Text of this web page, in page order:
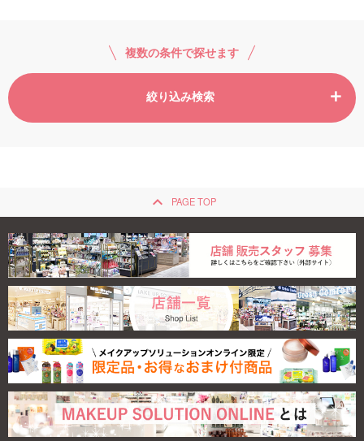
複数の条件で探せます
絞り込み検索
keyboard_arrow_up PAGE TOP